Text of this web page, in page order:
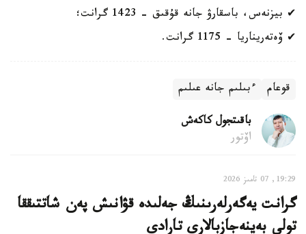
✔ بيزنەس، باسقارۋ جانە قۇقىق - 1423 گرانت؛
✔ ۆەتەريناريا - 1175 گرانت.
قوعام ءبىلىم جانە عىلىم
باقىتجول كاكەش
اۆتور
19:29, 07 تامىز 2026
گرانت يەگەرلەرىنىڭ جەلىدە قۋانىش پەن شاتتىققا
تولى بەينەجازبالارى تارادى